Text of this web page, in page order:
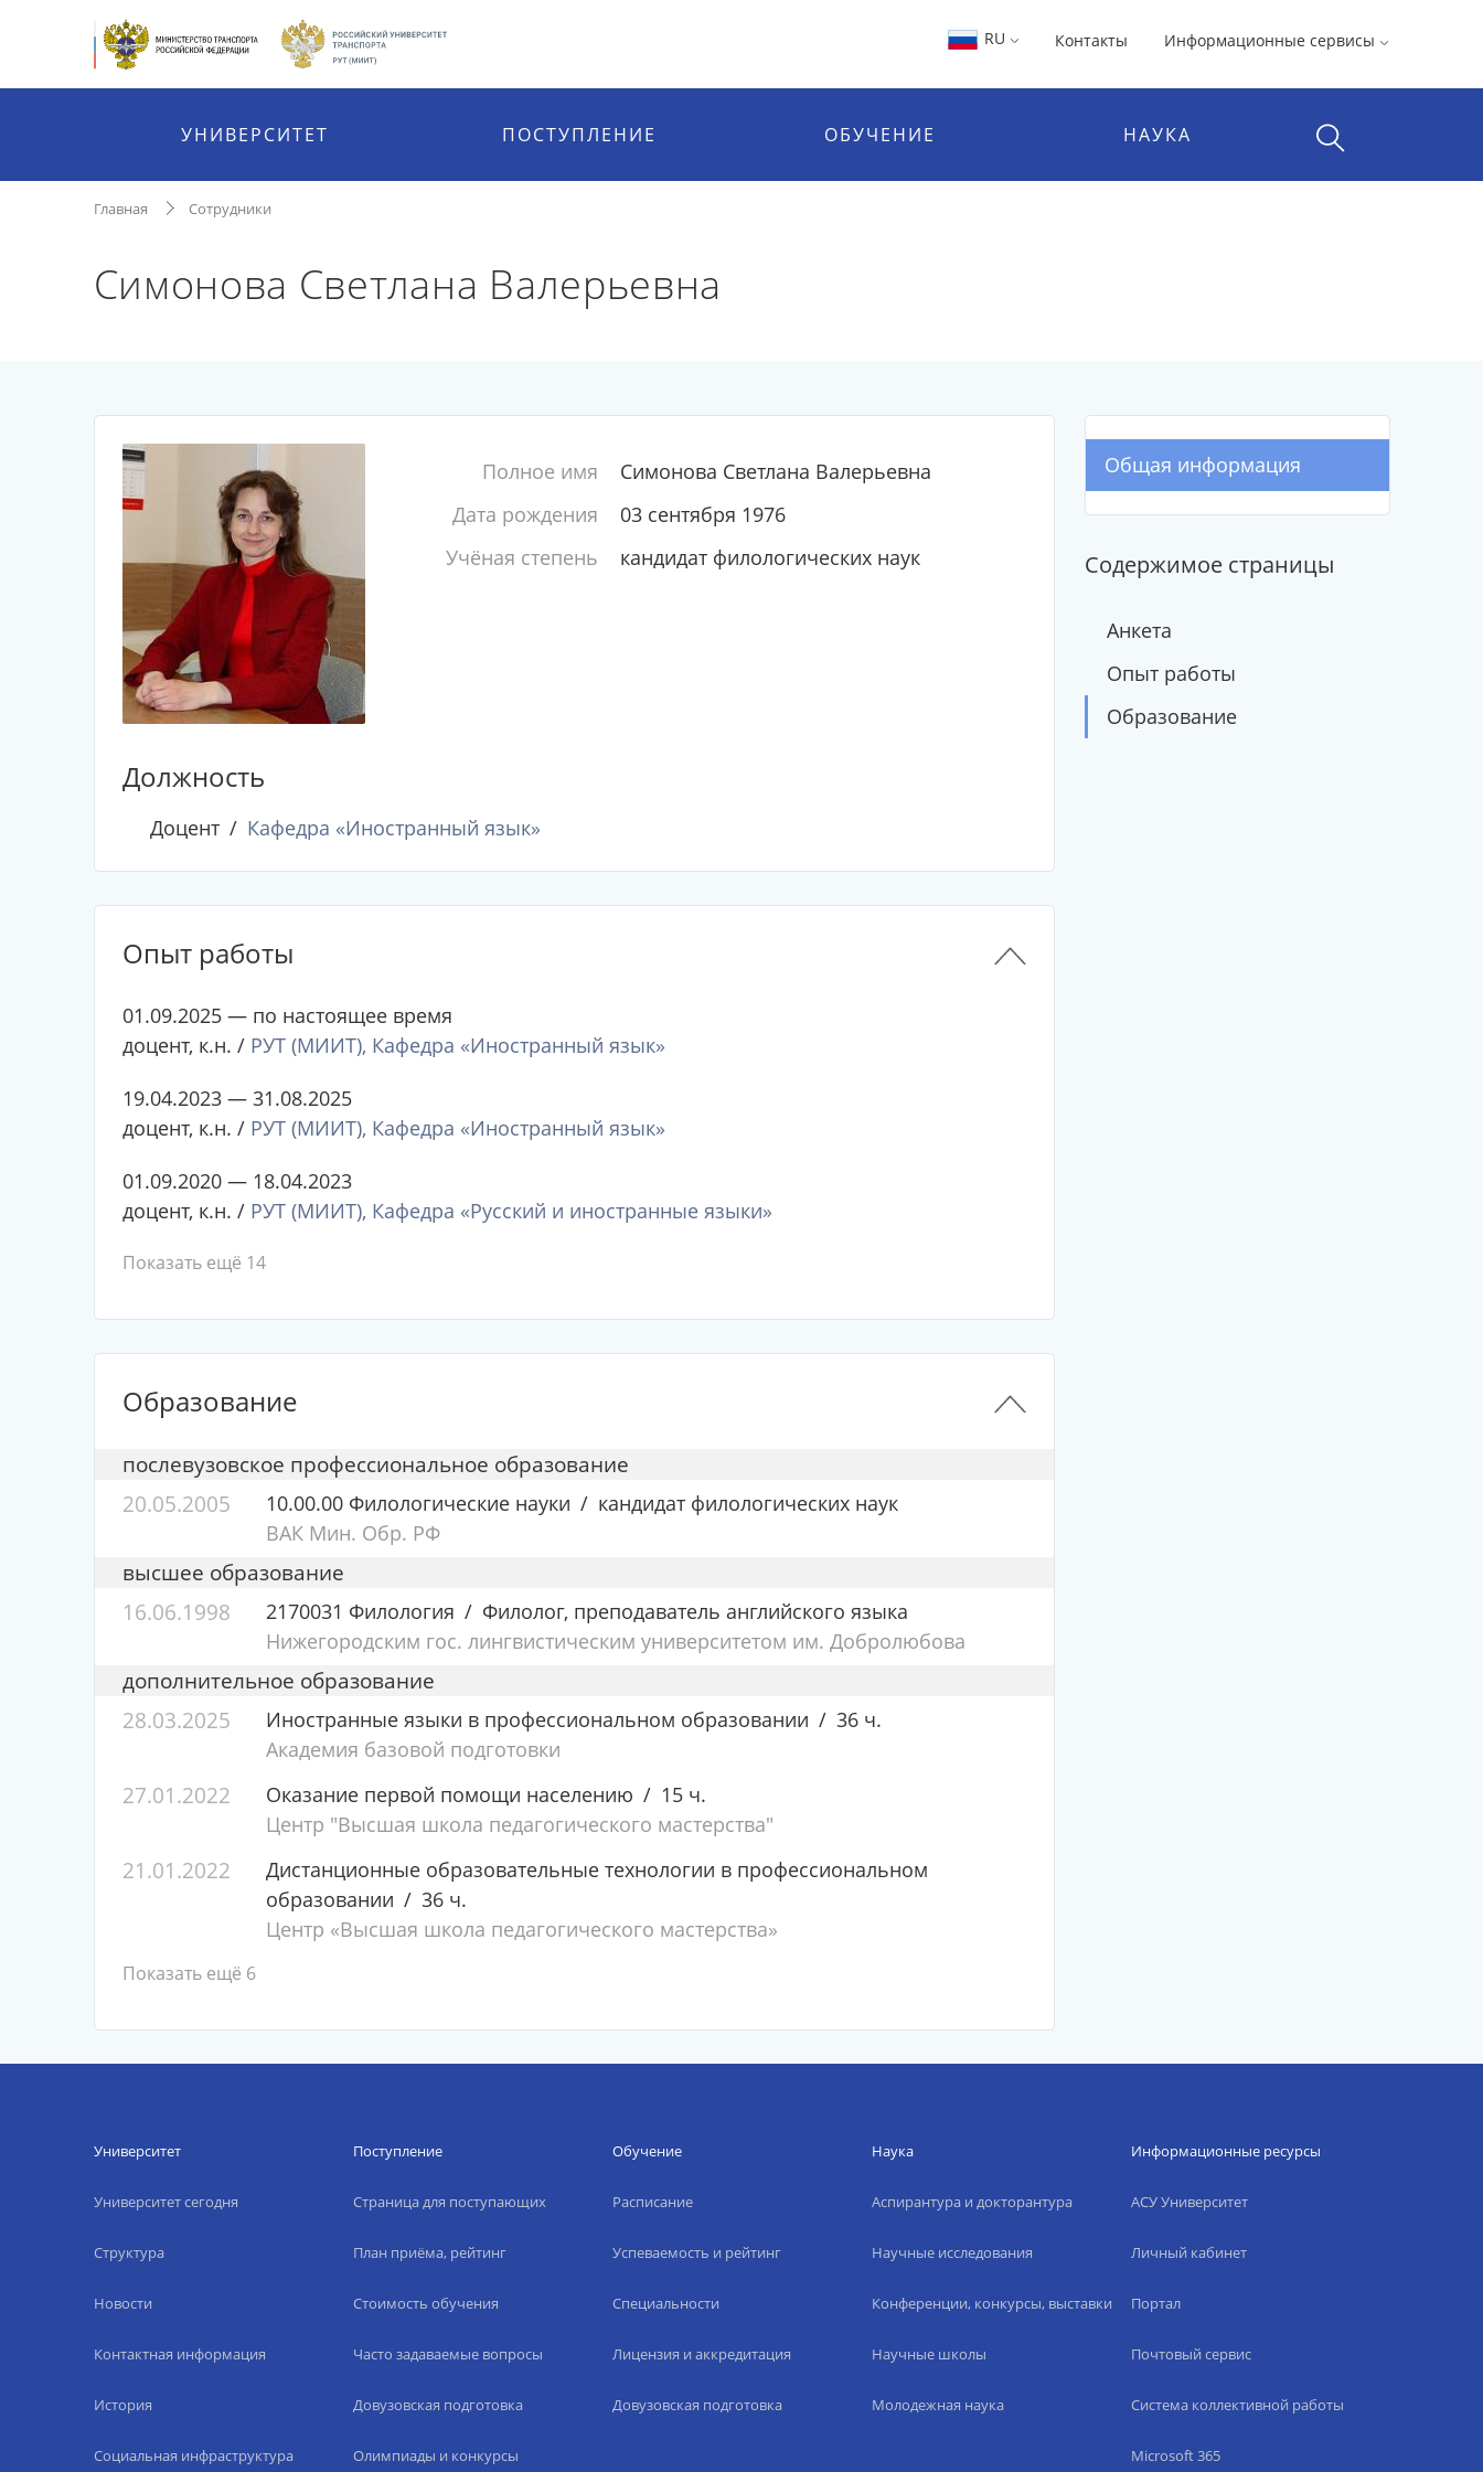
RU Контакты Информационные сервисы
УНИВЕРСИТЕТ ПОСТУПЛЕНИЕ ОБУЧЕНИЕ НАУКА
Главная Сотрудники
Симонова Светлана Валерьевна
Полное имя
Симонова Светлана Валерьевна
Дата рождения
03 сентября 1976
Учёная степень
кандидат филологических наук
Должность
Доцент Кафедра «Иностранный язык»
Опыт работы
01.09.2025 — по настоящее время
доцент, к.н. / РУТ (МИИТ), Кафедра «Иностранный язык»
19.04.2023 — 31.08.2025
доцент, к.н. / РУТ (МИИТ), Кафедра «Иностранный язык»
01.09.2020 — 18.04.2023
доцент, к.н. / РУТ (МИИТ), Кафедра «Русский и иностранные языки»
Показать ещё 14
Образование
послевузовское профессиональное образование
20.05.2005
10.00.00 Филологические науки
кандидат филологических наук
ВАК Мин. Обр. РФ
высшее образование
16.06.1998
2170031 Филология
Филолог, преподаватель английского языка
Нижегородским гос. лингвистическим университетом им. Добролюбова
дополнительное образование
28.03.2025
Иностранные языки в профессиональном образовании
36 ч.
Академия базовой подготовки
27.01.2022 Оказание первой помощи населению
15 ч.
Центр "Высшая школа педагогического мастерства"
21.01.2022
Дистанционные образовательные технологии в профессиональном
образовании
36 ч.
Центр «Высшая школа педагогического мастерства»
Показать ещё 6
Общая информация
Содержимое страницы
Анкета
Опыт работы
Образование
Университет
Университет сегодня
Структура
Новости
Контактная информация
История
Социальная инфраструктура
Поступление
Страница для поступающих
План приёма, рейтинг
Стоимость обучения
Часто задаваемые вопросы
Довузовская подготовка
Олимпиады и конкурсы
Обучение
Расписание
Успеваемость и рейтинг
Специальности
Лицензия и аккредитация
Довузовская подготовка
Наука
Аспирантура и докторантура
Научные исследования
Конференции, конкурсы, выставки
Научные школы
Молодежная наука
Информационные ресурсы
АСУ Университет
Личный кабинет
Портал
Почтовый сервис
Система коллективной работы
Microsoft 365